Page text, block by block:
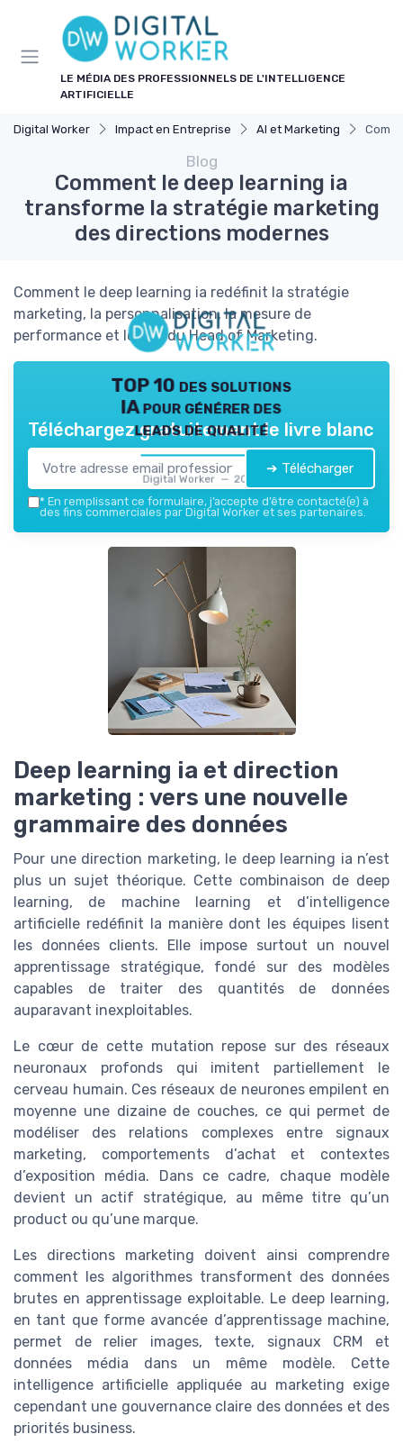
LE MÉDIA DES PROFESSIONNELS DE L'INTELLIGENCE
ARTIFICIELLE
Digital Worker Impact en Entreprise AI et Marketing
Blog
Comment le deep learning ia
transforme la stratégie marketing
des directions modernes
Comment le deep learning ia redéfinit la stratégie
marketing, la personnalisation, la mesure de
performance et le rôle du Head of Marketing.
TOP 10 des solutions
IA pour générer des
leads de qualité
Digital Worker — 2026
Téléchargez gratuitement le livre blanc
➔ Télécharger
* En remplissant ce formulaire, j’accepte d’être contacté(e) à
des fins commerciales par Digital Worker et ses partenaires.
Deep learning ia et direction
marketing : vers une nouvelle
grammaire des données
Pour une direction marketing, le deep learning ia n’est
plus un sujet théorique. Cette combinaison de deep
learning, de machine learning et d’intelligence
artificielle redéfinit la manière dont les équipes lisent
les données clients. Elle impose surtout un nouvel
apprentissage stratégique, fondé sur des modèles
capables de traiter des quantités de données
auparavant inexploitables.
Le cœur de cette mutation repose sur des réseaux
neuronaux profonds qui imitent partiellement le
cerveau humain. Ces réseaux de neurones empilent en
moyenne une dizaine de couches, ce qui permet de
modéliser des relations complexes entre signaux
marketing, comportements d’achat et contextes
d’exposition média. Dans ce cadre, chaque modèle
devient un actif stratégique, au même titre qu’un
product ou qu’une marque.
Les directions marketing doivent ainsi comprendre
comment les algorithmes transforment des données
brutes en apprentissage exploitable. Le deep learning,
en tant que forme avancée d’apprentissage machine,
permet de relier images, texte, signaux CRM et
données média dans un même modèle. Cette
intelligence artificielle appliquée au marketing exige
cependant une gouvernance claire des données et des
priorités business.